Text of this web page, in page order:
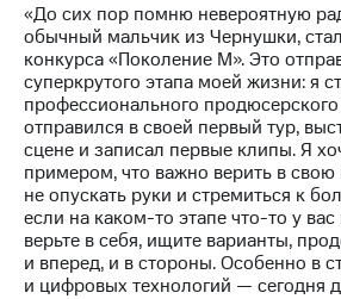
«До сих пор помню невероятную
обычный мальчик из Чернушки,
конкурса «Поколение М». Это
суперкрутого этапа моей жизни: я
профессионального
отправился в своей первый тур,
сцене и записал первые клипы. Я
примером, что важно верить в свою
не опускать руки и стремиться к
если на каком-то этапе что-то у вас
верьте в себя, ищите варианты,
и вперед, и в стороны. Особенно в
и цифровых технологий — сегодня